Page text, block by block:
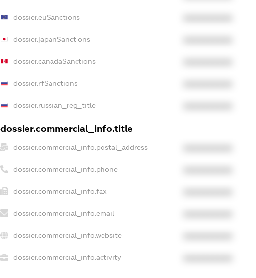
dossier.euSanctions
dossier.japanSanctions
dossier.canadaSanctions
dossier.rfSanctions
dossier.russian_reg_title
dossier.commercial_info.title
dossier.commercial_info.postal_address
dossier.commercial_info.phone
dossier.commercial_info.fax
dossier.commercial_info.email
dossier.commercial_info.website
dossier.commercial_info.activity